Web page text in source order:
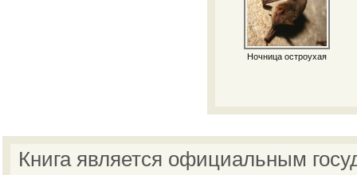
Ночница остроухая
Книга является официальным